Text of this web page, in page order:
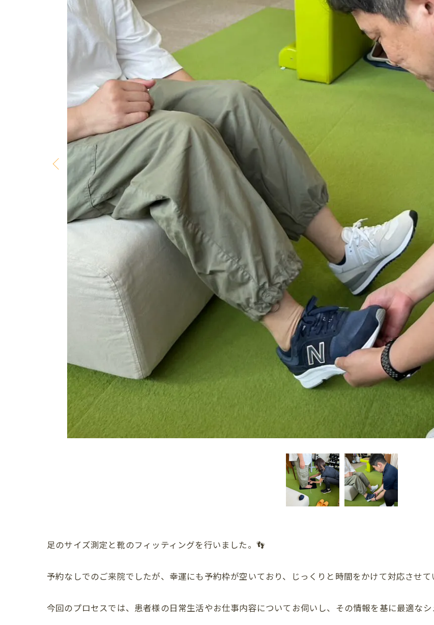
足のサイズ測定と靴のフィッティングを行いました。👣
予約なしでのご来院でしたが、幸運にも予約枠が空いており、じっくりと時間をかけて対応させて
今回のプロセスでは、患者様の日常生活やお仕事内容についてお伺いし、その情報を基に最適な